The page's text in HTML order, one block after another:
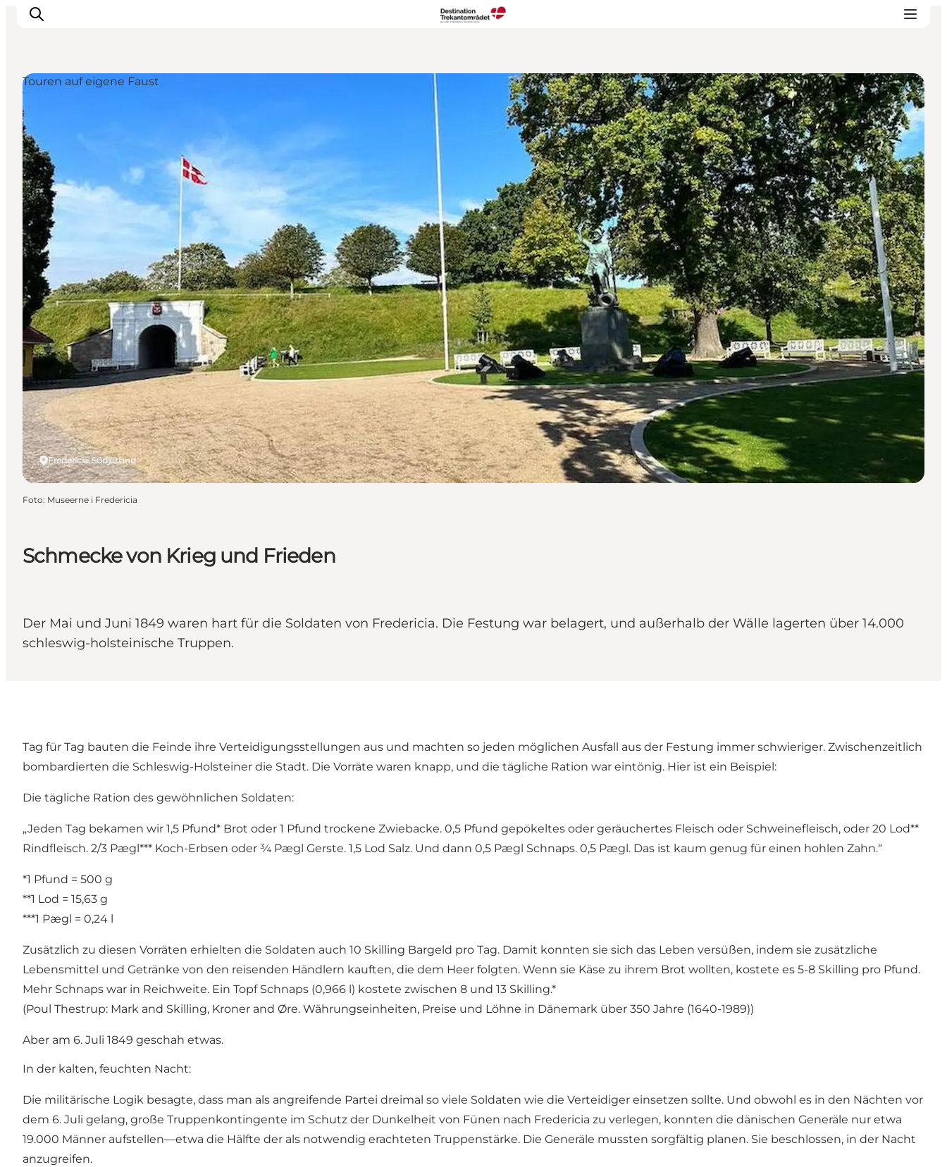
Städte
Erlebnisse
Unterkünfte
Reiseplanung
Tickets
Schmecke von Krieg und Frieden
Der Mai und Juni 1849 waren hart für die Soldaten von Fredericia. Die Festung war belagert, und außerhalb der Wälle lagerten über 14.000
schleswig-holsteinische Truppen.
Fredericia, Südjütland
Touren auf eigene Faust
Foto: Museerne i Fredericia
Tag für Tag bauten die Feinde ihre Verteidigungsstellungen aus und machten so jeden möglichen Ausfall aus der Festung immer schwieriger. Zwischenzeitlich
bombardierten die Schleswig-Holsteiner die Stadt. Die Vorräte waren knapp, und die tägliche Ration war eintönig. Hier ist ein Beispiel:
Die tägliche Ration des gewöhnlichen Soldaten:
„Jeden Tag bekamen wir 1,5 Pfund* Brot oder 1 Pfund trockene Zwiebacke. 0,5 Pfund gepökeltes oder geräuchertes Fleisch oder Schweinefleisch, oder 20 Lod**
Rindfleisch. 2/3 Pægl*** Koch-Erbsen oder ¾ Pægl Gerste. 1,5 Lod Salz. Und dann 0,5 Pægl Schnaps. 0,5 Pægl. Das ist kaum genug für einen hohlen Zahn.“
*1 Pfund = 500 g
**1 Lod = 15,63 g
***1 Pægl = 0,24 l
Zusätzlich zu diesen Vorräten erhielten die Soldaten auch 10 Skilling Bargeld pro Tag. Damit konnten sie sich das Leben versüßen, indem sie zusätzliche
Lebensmittel und Getränke von den reisenden Händlern kauften, die dem Heer folgten. Wenn sie Käse zu ihrem Brot wollten, kostete es 5-8 Skilling pro Pfund.
Mehr Schnaps war in Reichweite. Ein Topf Schnaps (0,966 l) kostete zwischen 8 und 13 Skilling.*
(Poul Thestrup: Mark and Skilling, Kroner and Øre. Währungseinheiten, Preise und Löhne in Dänemark über 350 Jahre (1640-1989))
Aber am 6. Juli 1849 geschah etwas.
In der kalten, feuchten Nacht:
Die militärische Logik besagte, dass man als angreifende Partei dreimal so viele Soldaten wie die Verteidiger einsetzen sollte. Und obwohl es in den Nächten vor
dem 6. Juli gelang, große Truppenkontingente im Schutz der Dunkelheit von Fünen nach Fredericia zu verlegen, konnten die dänischen Generäle nur etwa
19.000 Männer aufstellen—etwa die Hälfte der als notwendig erachteten Truppenstärke. Die Generäle mussten sorgfältig planen. Sie beschlossen, in der Nacht
anzugreifen.